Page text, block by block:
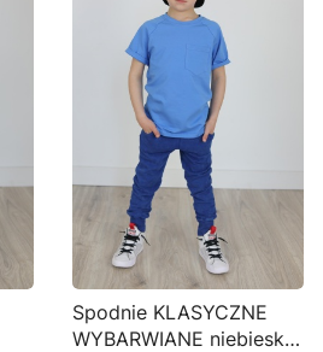
Spodnie KLASYCZNE
WYBARWIANE niebieskie